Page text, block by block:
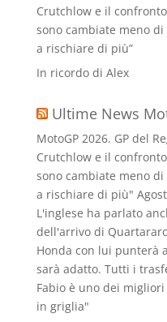
Crutchlow e il
sono cambiate meno
a rischiare di più”
In ricordo di Alex
Ultime News
MotoGP 2026. GP del
Crutchlow e il
sono cambiate meno
a rischiare di più"
L'inglese ha parlato
dell'arrivo di
Honda con lui punterà
sarà adatto. Tutti i
Fabio è uno dei
in griglia"